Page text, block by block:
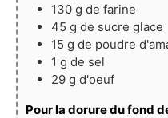
130 g de farine
45 g de sucre glace
15 g de poudre
1 g de sel
29 g d'oeuf
Pour la dorure du fond